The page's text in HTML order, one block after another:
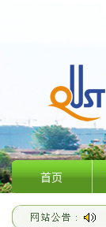
首页